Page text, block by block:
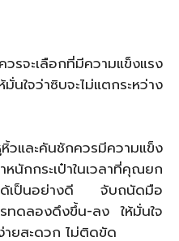
รจะเลือกที่มีความแข็งแรง
ใจว่าซิบจะไม่แตกระหว่าง
และคันชักควรมีความแข็ง
นักกระเป๋าในเวลาที่คุณยก
ได้เป็นอย่างดี จับถนัดมือ
ทดลองดึงขึ้น-ลง ให้มั่นใจ
ยสะดวก ไม่ติดขัด